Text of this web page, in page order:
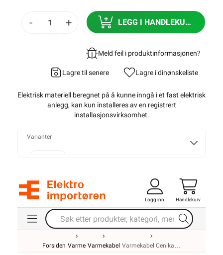
- + LEGG I HANDLEKURV
Meld feil i produktinformasjonen?
Lagre til senere Lagre i dinønskeliste
Elektrisk materiell beregnet på å kunne inngå i et fast elektrisk
anlegg, kan kun installeres av en registrert
installasjonsvirksomhet.
Varianter
170W
Logg inn Handlekurv
Forsiden Varme Varmekabel Varmekabel Cenika